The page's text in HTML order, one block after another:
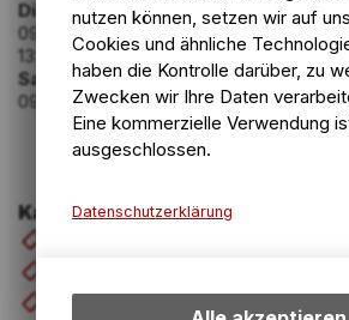
Kategorien
Zubehör
Dienstag - Freitag
09:00 - 12:00 Uhr
13:30 - 18:30 Uhr
Samstag
09:00 - 16:00 Uhr
nutzen können, setzen wir auf
Cookies und ähnliche
haben die Kontrolle darüber, zu
Zwecken wir Ihre Daten
Eine kommerzielle Verwendung
ausgeschlossen.
Datenschutzerklärung
bestimmte